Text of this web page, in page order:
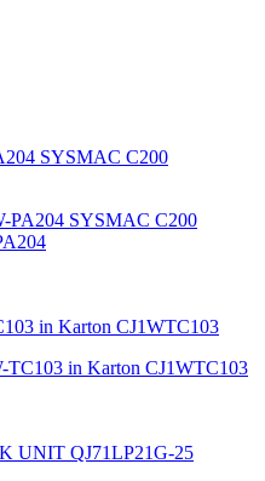
PA204 SYSMAC C200
in Karton CJ1WTC103